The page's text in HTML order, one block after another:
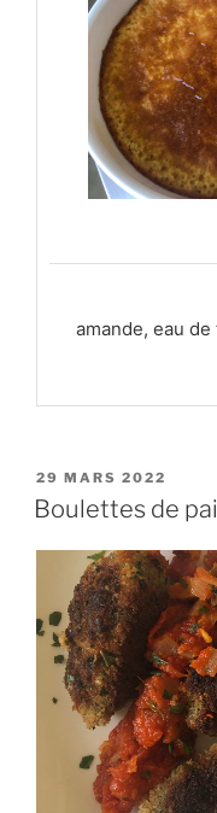
amande, eau
PUBLIÉ
LE
29 MARS 2022
Boulettes de